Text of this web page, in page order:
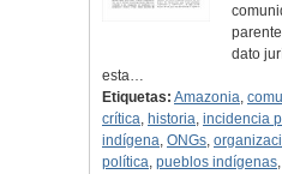
dato
esta…
Etiquetas: Amazonia,
crítica, historia, incidencia
indígena, ONGs,
política, pueblos indígenas,